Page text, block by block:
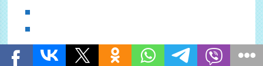
Грозди и ягоды